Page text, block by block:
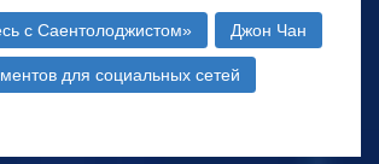
с Саентолоджистом» Джон Чан
для социальных сетей